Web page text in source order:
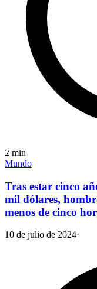
2 min
Mundo
Tras estar cinco
mil dólares,
menos de cinco
10 de julio de 2024·